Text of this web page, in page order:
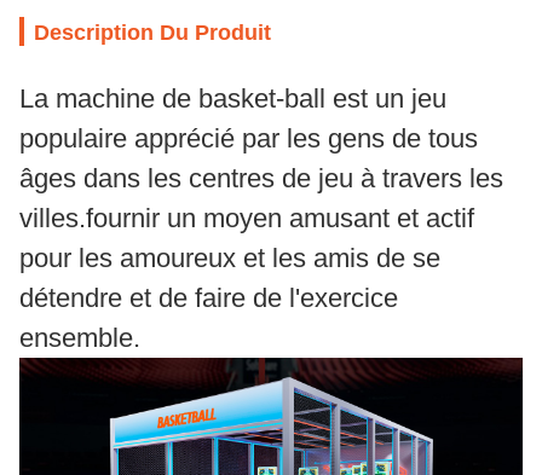
Description Du Produit
La machine de basket-ball est un jeu
populaire apprécié par les gens de tous
âges dans les centres de jeu à travers les
villes.fournir un moyen amusant et actif
pour les amoureux et les amis de se
détendre et de faire de l'exercice
ensemble.